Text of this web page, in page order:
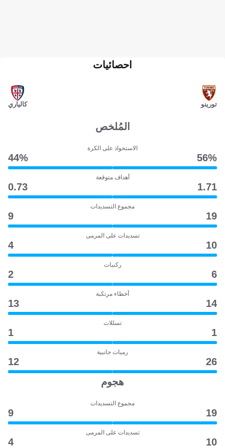
تورينو
احصائيات
كالياري
المُلخص
الاستحواذ على الكرة
56‎%‎
44‎%‎
أهداف متوقعة
1.71
0.73
مجموع التسديدات
19
9
تسديدات على المرمى
10
4
ركنيات
6
2
أخطاء مرتكبة
14
13
تسللات
1
1
رميات جانبية
26
12
هجوم
مجموع التسديدات
19
9
تسديدات على المرمى
10
4